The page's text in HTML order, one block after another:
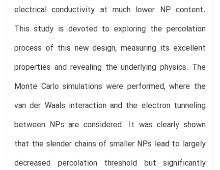
electrical conductivity at much lower NP content.
This study is devoted to exploring the percolation
process of this new design, measuring its excellent
properties and revealing the underlying physics. The
Monte Carlo simulations were performed, where the
van der Waals interaction and the electron tunneling
between NPs are considered. It was clearly shown
that the slender chains of smaller NPs lead to largely
decreased percolation threshold but significantly